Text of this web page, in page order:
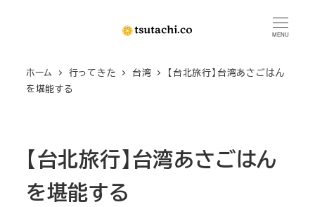
MENU
ホーム 行ってきた 台湾
【台北旅行】台湾あさごはん
を堪能する
【台北旅行】台湾あさごはん
を堪能する